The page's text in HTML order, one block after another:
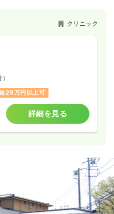
が安心して長く働ける職場づ
働きやすい時間設定”
で。
く、家庭やプライベートの時
活のバランスを大切にした
できる環境
に加え、美容皮膚科まで幅広
を高めたい」という方には、
度”あり
コスメを 社員価格 で利用でき
クリニック
29万円以上可
詳細を見る